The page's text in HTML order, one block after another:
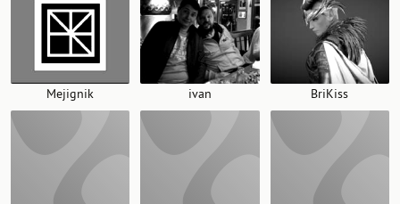
Mejignik ivan BriKiss